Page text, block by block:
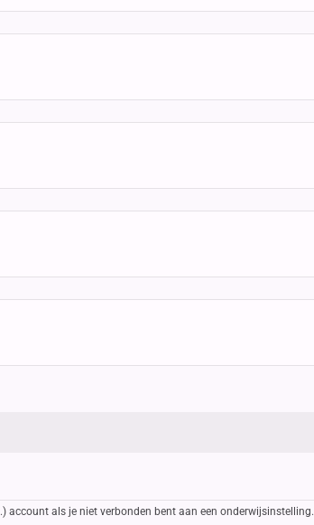
account als je niet verbonden bent aan een onderwijsinstelling.